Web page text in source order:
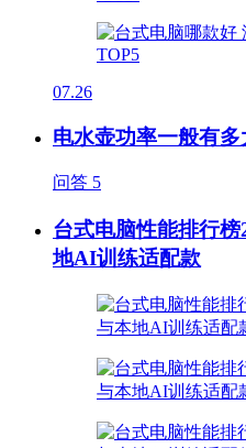
07.26
电水壶功率一般有
问答 5
台式电脑性能排行
地AI训练适配款